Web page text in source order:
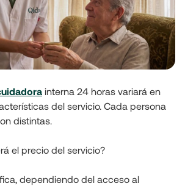
interna 24 horas variará en
del servicio. Cada persona
distintas.
el precio del servicio?
dependiendo del acceso al